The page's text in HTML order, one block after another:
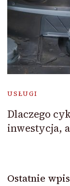
USŁUGI
Dlaczego
inwestycja,
Ostatnie